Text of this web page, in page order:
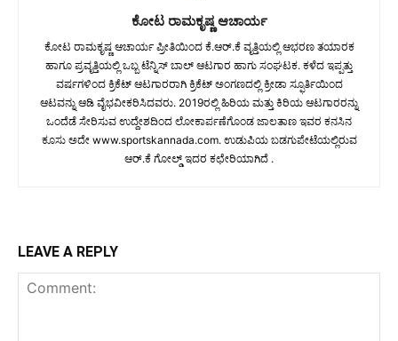
ಕೋಟ ರಾಮಕೃಷ್ಣ ಆಚಾರ್ಯ
ಕೋಟ ರಾಮಕೃಷ್ಣ ಆಚಾರ್ಯ ಪ್ರೀತಿಯಿಂದ ಕೆ.ಆರ್.ಕೆ ವೃತ್ತಿಯಲ್ಲಿ ಆಭರಣ ತಯಾರಕ
ಹಾಗೂ ಪ್ರವೃತ್ತಿಯಲ್ಲಿ ಒಬ್ಬ ಟೆನ್ನಿಸ್ ಬಾಲ್ ಆಟಗಾರ ಹಾಗು ಸಂಘಟಕ. ಕಳೆದ ಇಪ್ಪತ್ತು
ವರ್ಷಗಳಿಂದ ಕ್ರಿಕೆಟ್ ಆಟಗಾರರಾಗಿ ಕ್ರಿಕೆಟ್ ಅಂಗಣದಲ್ಲಿ ಕ್ರೀಡಾ ಸ್ಫೂರ್ತಿಯಿಂದ
ಆಟವನ್ನು ಆಡಿ ವೈಭವೀಕರಿಸಿದವರು. 2019ರಲ್ಲಿ ಹಿರಿಯ ಮತ್ತು ಕಿರಿಯ ಆಟಗಾರರನ್ನು
ಒಂದೆಡೆ ಸೇರಿಸುವ ಉದ್ದೇಶದಿಂದ ಲೋಕಾರ್ಪಣೆಗೊಂಡ ಜಾಲತಾಣ ಇವರ ಕನಸಿನ
ಕೂಸು ಅದೇ www.sportskannada.com. ಉಡುಪಿಯ ಬಡಗುಪೇಟೆಯಲ್ಲಿರುವ
ಆರ್.ಕೆ ಗೋಲ್ಡ್ ಇದರ ಕಛೇರಿಯಾಗಿದೆ .
LEAVE A REPLY